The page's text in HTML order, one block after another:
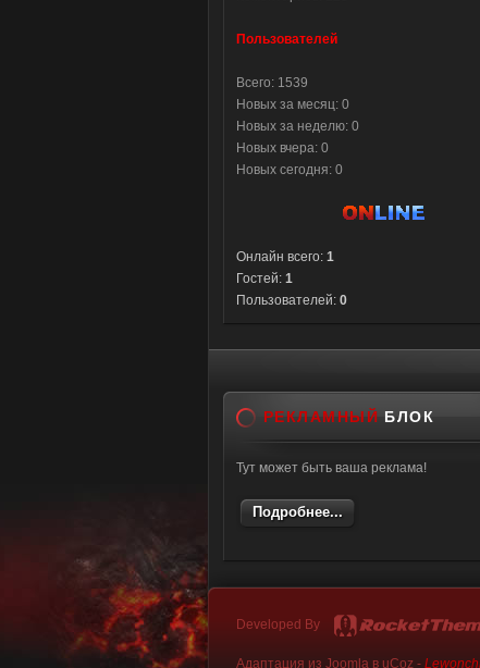
Пользователей
Всего: 1539
Новых за месяц: 0
Новых за неделю: 0
Новых вчера: 0
Новых сегодня: 0
Онлайн всего: 1
Гостей: 1
Пользователей: 0
РЕКЛАМНЫЙ БЛОК
Тут может быть ваша реклама!
Подробнее...
Developed By
Адаптация из Joomla в uCoz -